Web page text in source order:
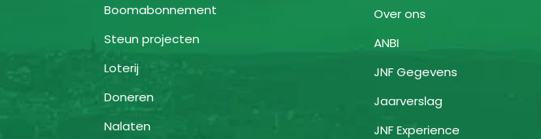
Boomabonnement
Steun projecten
Loterij
Doneren
Nalaten
Over ons
ANBI
JNF Gegevens
Jaarverslag
JNF Experience